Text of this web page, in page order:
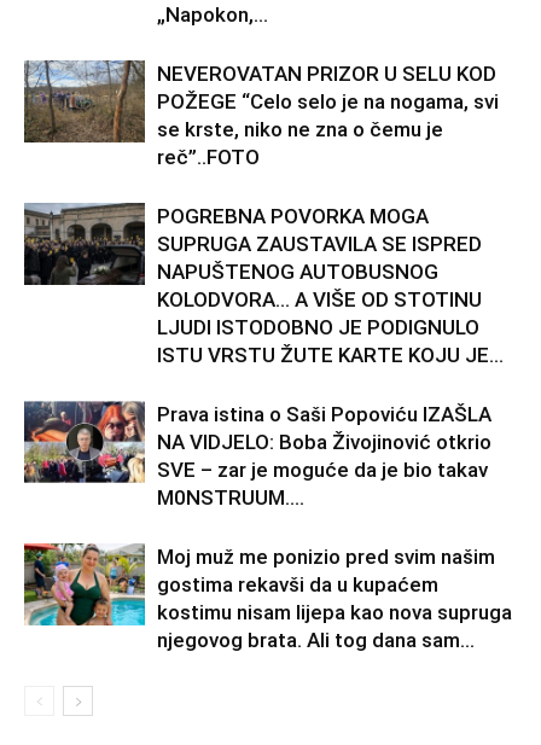
„Napokon,...
NEVEROVATAN PRIZOR U SELU KOD
POŽEGE “Celo selo je na nogama, svi
se krste, niko ne zna o čemu je
reč”..FOTO
POGREBNA POVORKA MOGA
SUPRUGA ZAUSTAVILA SE ISPRED
NAPUŠTENOG AUTOBUSNOG
KOLODVORA… A VIŠE OD STOTINU
LJUDI ISTODOBNO JE PODIGNULO
ISTU VRSTU ŽUTE KARTE KOJU JE...
Prava istina o Saši Popoviću IZAŠLA
NA VIDJELO: Boba Živojinović otkrio
SVE – zar je moguće da je bio takav
M0NSTRUUM….
Moj muž me ponizio pred svim našim
gostima rekavši da u kupaćem
kostimu nisam lijepa kao nova supruga
njegovog brata. Ali tog dana sam...